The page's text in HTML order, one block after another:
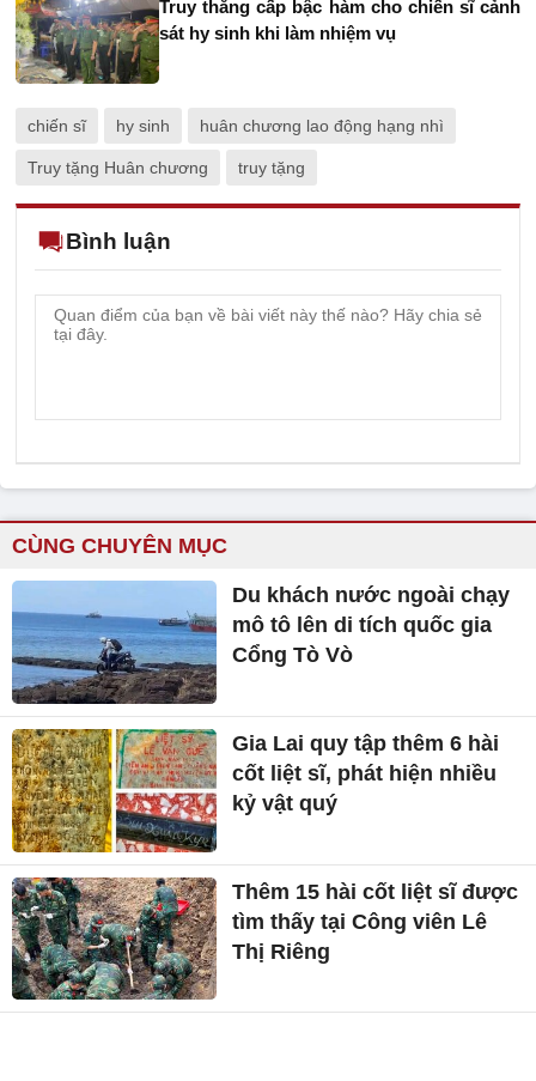
Truy thăng cấp bậc hàm cho chiến sĩ cảnh
sát hy sinh khi làm nhiệm vụ
chiến sĩ hy sinh huân chương lao động hạng nhì
Truy tặng Huân chương truy tặng
Bình luận
CÙNG CHUYÊN MỤC
Du khách nước ngoài chạy
mô tô lên di tích quốc gia
Cổng Tò Vò
Gia Lai quy tập thêm 6 hài
cốt liệt sĩ, phát hiện nhiều
kỷ vật quý
Thêm 15 hài cốt liệt sĩ được
tìm thấy tại Công viên Lê
Thị Riêng